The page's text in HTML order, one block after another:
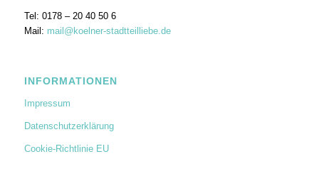
Tel: 0178 – 20 40 50 6
Mail: mail@koelner-stadtteilliebe.de
INFORMATIONEN
Impressum
Datenschutzerklärung
Cookie-Richtlinie EU